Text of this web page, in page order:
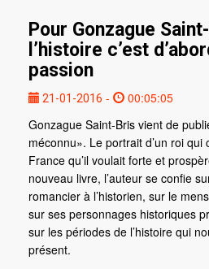
Pour Gonzague
l’histoire c’est
passion
21-01-2016 -
00:05:05
Gonzague Saint-Bris vient de
méconnu». Le portrait d’un roi
France qu’il voulait forte et
nouveau livre, l’auteur se confie
romancier à l’historien, sur le
sur ses personnages historiques
sur les périodes de l’histoire qui
présent.